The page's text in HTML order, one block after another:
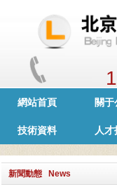
網站首頁 關于
技術資料 人
新聞動態 News